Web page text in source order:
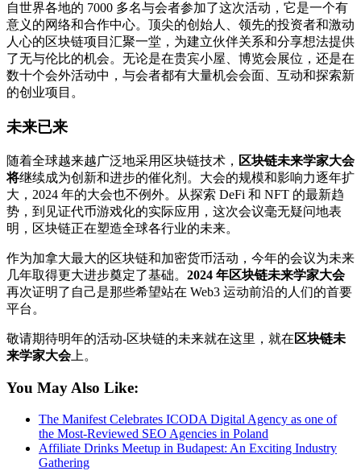
自世界各地的 7000 多名与会者参加了这次活动，它是一个有
意义的网络和合作中心。顶尖的创始人、领先的投资者和激动
人心的区块链项目汇聚一堂，为建立伙伴关系和分享想法提供
了无与伦比的机会。无论是在贵宾小屋、博览会展位，还是在
数十个会外活动中，与会者都有大量机会会面、互动和探索新
的创业项目。
未来已来
随着全球越来越广泛地采用区块链技术， 区块链未来学家大会
将继续成为创新和进步的催化剂。大会的规模和影响力逐年扩
大，2024 年的大会也不例外。从探索 DeFi 和 NFT 的最新趋
势，到见证代币游戏化的实际应用，这次会议毫无疑问地表
明，区块链正在塑造全球各行业的未来。
作为加拿大最大的区块链和加密货币活动，今年的会议为未来
几年取得更大进步奠定了基础。 2024 年区块链未来学家大会
再次证明了自己是那些希望站在 Web3 运动前沿的人们的首要
平台。
敬请期待明年的活动-区块链的未来就在这里，就在 区块链未
来学家大会上。
You May Also Like:
The Manifest Celebrates ICODA Digital Agency as one of
the Most-Reviewed SEO Agencies in Poland
Affiliate Drinks Meetup in Budapest: An Exciting Industry
Gathering